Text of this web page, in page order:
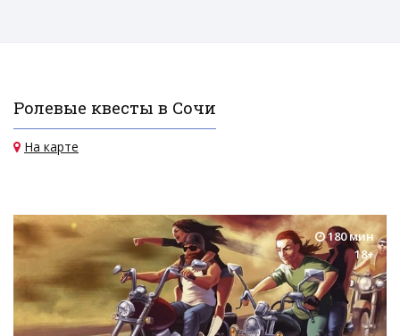
Ролевые квесты в Сочи
На карте
180 мин
18+